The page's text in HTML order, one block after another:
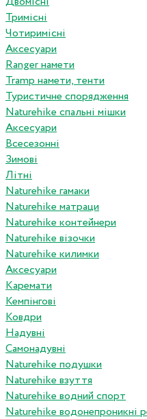
Тримісні
Чотиримісні
Аксесуари
Ranger намети
Tramp намети, тенти
Туристичне спорядження
Naturehike спальні мішки
Аксесуари
Всесезонні
Зимові
Літні
Naturehike гамаки
Naturehike матраци
Naturehike контейнери
Naturehike візочки
Naturehike килимки
Аксесуари
Каремати
Кемпінгові
Ковдри
Надувні
Самонадувні
Naturehike подушки
Naturehike взуття
Naturehike водний спорт
Naturehike водонепроникні